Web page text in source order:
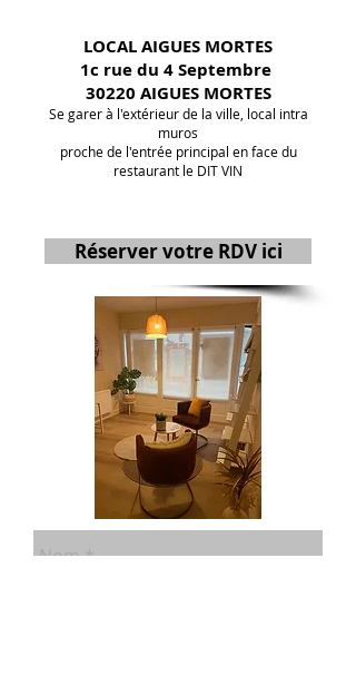
LOCAL AIGUES MORTES
1c rue du 4 Septembre
30220 AIGUES MORTES
Se garer à l'extérieur de la ville, local intra
muros
proche de l'entrée principal en face du
restaurant le DIT VIN
Réserver votre RDV ici